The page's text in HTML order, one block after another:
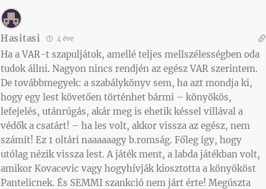
Hasitasi 4 éve
Ha a VAR-t szapuljátok, amellé teljes mellszélességben oda
tudok állni. Nagyon nincs rendjén az egész VAR szerintem.
De továbbmegyek: a szabálykönyv sem, ha azt mondja ki,
hogy egy lest követően történhet bármi – könyökös,
lefejelés, utánrúgás, akár meg is ehetik késsel villával a
védők a csatárt! – ha les volt, akkor vissza az egész, nem
számít! Ez 1 oltári naaaaaagy b.romság. Főleg így, hogy
utólag nézik vissza lest. A játék ment, a labda játékban volt,
amikor Kovacevic vagy hogyhívják kiosztotta a könyököst
Pantelicnek. És SEMMI szankció nem járt érte! Megúszta